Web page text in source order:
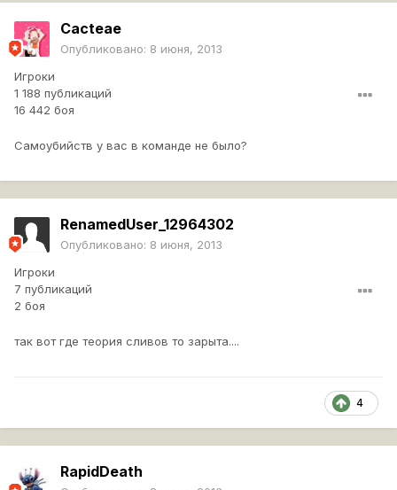
Cacteae
Опубликовано: 8 июня, 2013
Игроки
1 188 публикаций
16 442 боя
Самоубийств у вас в команде не было?
RenamedUser_12964302
Опубликовано: 8 июня, 2013
Игроки
7 публикаций
2 боя
так вот где теория сливов то зарыта....
4
RapidDeath